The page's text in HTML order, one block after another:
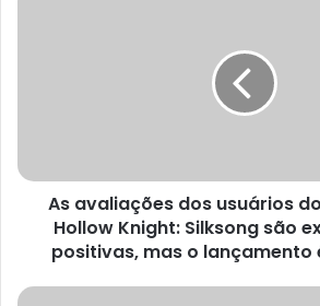
Knight:
Silksong
extremamente
mas
As avaliações dos usuários
Hollow Knight: Silksong são
positivas, mas o lançamento
Hollow